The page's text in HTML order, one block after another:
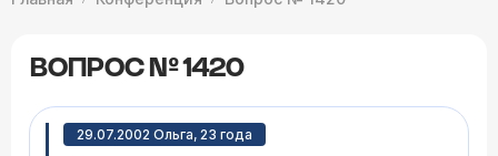
ВОПРОС № 1420
29.07.2002 Ольга, 23 года